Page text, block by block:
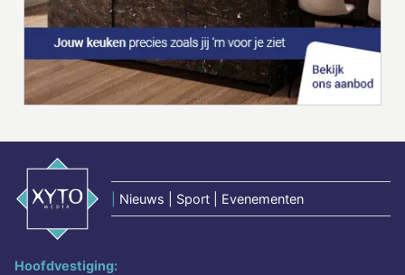
Nieuws | Sport | Evenementen
Hoofdvestiging: